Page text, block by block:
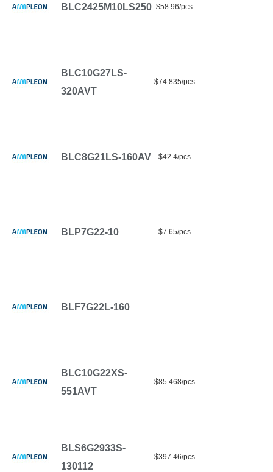
BLC2425M10LS250 $58.96/pcs
BLC10G27LS-
320AVT
$74.835/pcs
BLC8G21LS-160AV $42.4/pcs
BLP7G22-10 $7.65/pcs
BLF7G22L-160
BLC10G22XS-
551AVT
$85.468/pcs
BLS6G2933S-
130112
$397.46/pcs